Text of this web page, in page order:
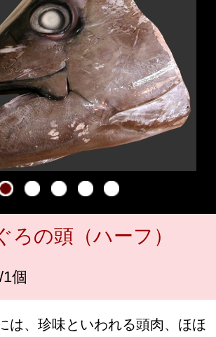
頭（ハーフ）
味といわれる頭肉、ほほ
れぞれに味わいがあり、
ます。かぶと焼き、バー
の一品です。
です。【送料別途】
2個と解釈。
ール袋/ドライアイス